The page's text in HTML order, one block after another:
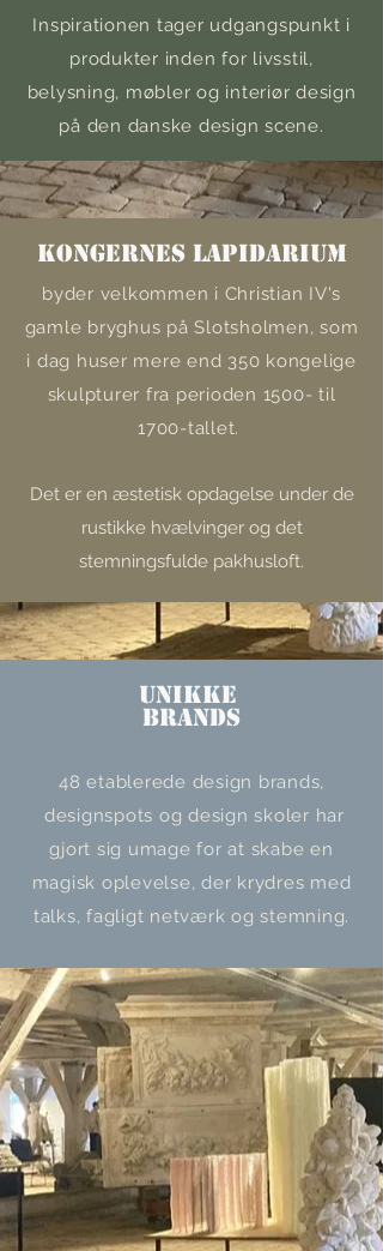
Inspirationen tager udgangspunkt i
produkter inden for livsstil,
belysning, møbler og interiør design
på den danske design scene.
Kongernes Lapidarium
byder velkommen i Christian IV's
gamle bryghus på Slotsholmen, som
i dag huser mere end 350 kongelige
skulpturer fra perioden 1500- til
1700-tallet.
Det er en æstetisk opdagelse under de
rustikke hvælvinger og det
stemningsfulde pakhusloft.
unikke
brands
48 etablerede design brands,
designspots og design skoler har
gjort sig umage for at skabe en
magisk oplevelse, der krydres med
talks, fagligt netværk og stemning.